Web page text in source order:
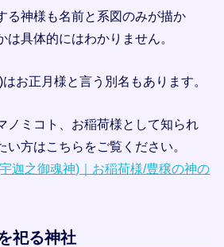
る神様も名前と系図のみが描か
は具体的にはわかりません。
お正月様と言う別名もあります。
ノミコト、お稲荷様として知られ
い方はこちらをご覧ください。
迦之御魂神)｜お稲荷様/豊穣の神の
祀る神社